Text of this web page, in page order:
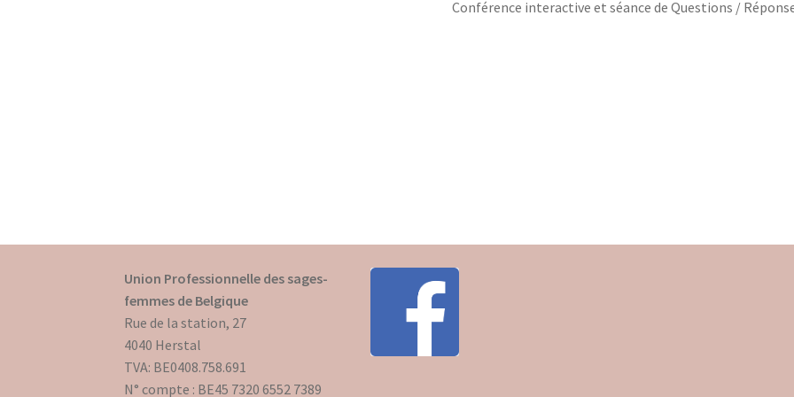
Conférence interactive et séance de Questions /
Union Professionnelle des sages-
femmes de Belgique
Rue de la station, 27
4040 Herstal
TVA: BE0408.758.691
N° compte : BE45 7320 6552 7389